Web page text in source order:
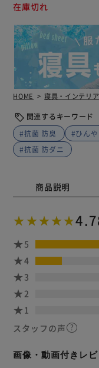
在庫切れ
HOME 寝具・インテリア
関連するキーワード
#抗菌 防臭
#ひん
#抗菌 防ダニ
商品説明
5
4
3
2
1
スタッフの声
画像・動画付きレ